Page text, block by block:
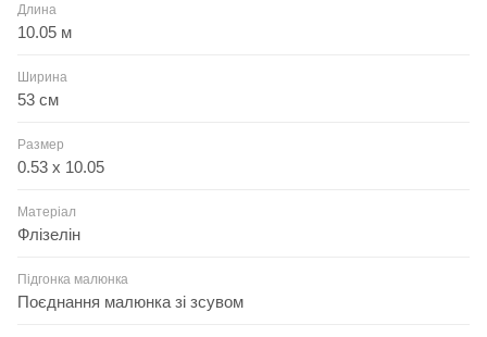
Длина
10.05 м
Ширина
53 см
Размер
0.53 x 10.05
Матеріал
Флізелін
Підгонка малюнка
Поєднання малюнка зі зсувом